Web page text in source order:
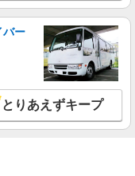
バー
とりあえずキープ